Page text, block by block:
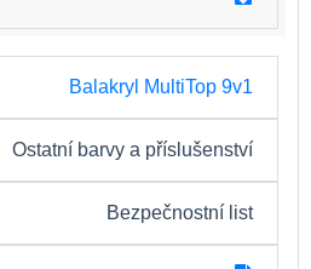
Balakryl MultiTop 9v1
Ostatní barvy a příslušenství
Bezpečnostní list